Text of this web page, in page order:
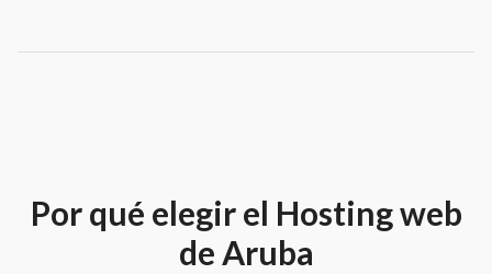
Por qué elegir el Hosting web
de Aruba